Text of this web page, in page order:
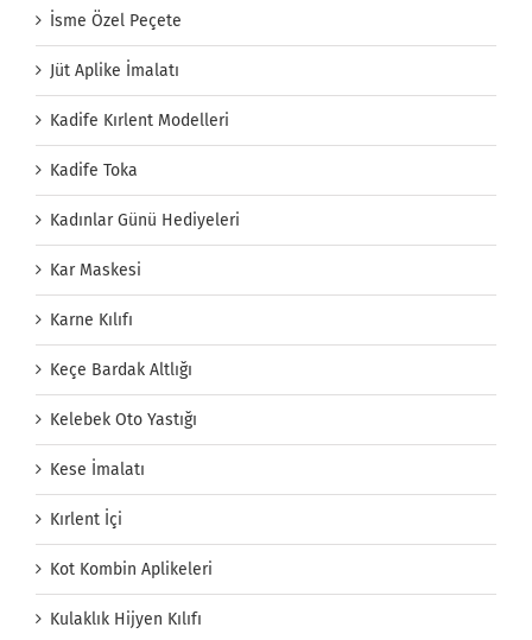
İsme Özel Peçete
Jüt Aplike İmalatı
Kadife Kırlent Modelleri
Kadife Toka
Kadınlar Günü Hediyeleri
Kar Maskesi
Karne Kılıfı
Keçe Bardak Altlığı
Kelebek Oto Yastığı
Kese İmalatı
Kırlent İçi
Kot Kombin Aplikeleri
Kulaklık Hijyen Kılıfı